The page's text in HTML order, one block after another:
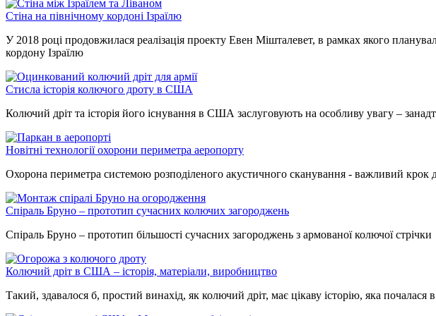
Стіна на північному кордоні Ізраїлю
У 2018 році продовжилася реалізація проекту Евен Мішталевет, в рамках якого
кордону Ізраїлю
Стисла історія колючого дроту в США
Колючий дріт та історія його існування в США заслуговують на особливу увагу –
Новітні технології охорони периметра аеропорту
Охорона периметра системою розподіленого акустичного сканування - важливий крок
Спіраль Бруно – прототип сучасних колючих загороджень
Спіраль Бруно – прототип більшості сучасних загороджень з армованої колючої стрічки
Колючий дріт в США – історія, матеріали, виробництво
Такий, здавалося б, простий винахід, як колючий дріт, має цікаву історію, яка